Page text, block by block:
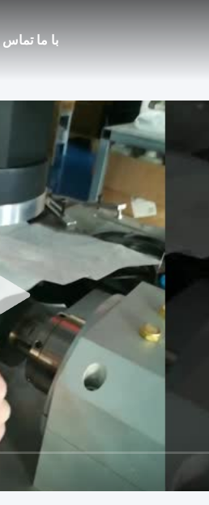
با ما تماس